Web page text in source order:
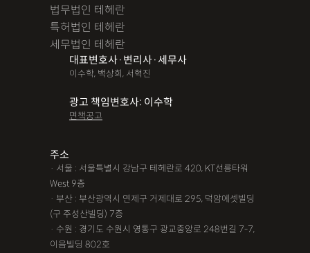
법무법인 테헤란
특허법인 테헤란
세무법인 테헤란
대표변호사·변리사·세무사
이수학, 백상희, 서혁진
광고 책임변호사: 이수학
면책공고
주소
· 서울 : 서울특별시 강남구 테헤란로 420, KT선릉타워
West 9층
· 부산 : 부산광역시 연제구 거제대로 295, 덕암에셋빌딩
(구 주성산빌딩) 7층
· 수원 : 경기도 수원시 영통구 광교중앙로 248번길 7-7,
이음빌딩 802호